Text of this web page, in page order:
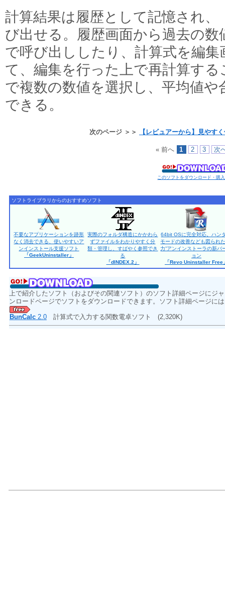
計算結果は履歴として記憶され
び出せる。履歴画面から過去の
で呼び出ししたり、計算式を編
て、編集を行った上で再計算す
で複数の数値を選択し、平均値
できる。
次のページ ＞＞ 【レビュアーから】見やす
« 前へ 1 2 3 次
このソフトをダウンロード・購
ソフトライブラリからのおすすめソフト
不要なアプリケーションを跡形
なく消去できる、使いやすいア
ンインストール支援ソフト
「GeekUninstaller」
実際のフォルダ構造にかかわら
ずファイルをわかりやすく分
類・管理し、すばやく参照でき
る
「dINDEX.2」
64bit OSに完全対応。ハン
モードの改善なども図られ
力”アンインストーラの新バ
ョン
「Revo Uninstaller Free
上で紹介したソフト（およびその関連ソフト）のソフト詳細ページにジ
ンロードページでソフトをダウンロードできます。ソフト詳細ページに
BunCalc 2.0 計算式で入力する関数電卓ソフト (2,320K)